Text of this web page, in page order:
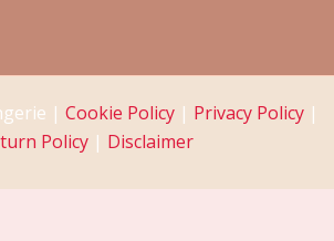
| Cookie Policy | Privacy Policy |
Policy | Disclaimer